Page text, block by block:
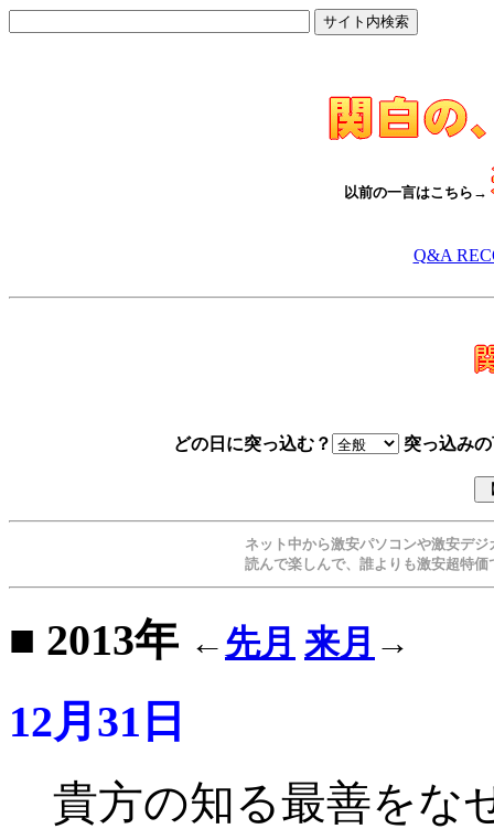
以前の一言はこちら→
Q&A
どの日に突っ込む？ 突っ込み
ネット中から激安パソコンや激安デ
読んで楽しんで、誰よりも激安超特
■ 2013年 ← 先月 来月 →
12月31日
貴方の知る最善をな